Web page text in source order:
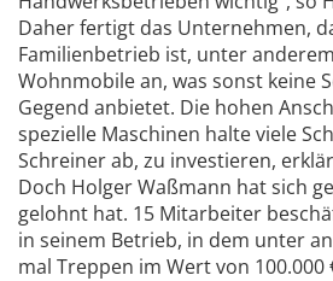
Daher fertigt das Unternehmen,
Familienbetrieb ist, unter
Wohnmobile an, was sonst keine
Gegend anbietet. Die hohen
spezielle Maschinen halte viele
Schreiner ab, zu investieren,
Doch Holger Waßmann hat sich
gelohnt hat. 15 Mitarbeiter
in seinem Betrieb, in dem unter
mal Treppen im Wert von